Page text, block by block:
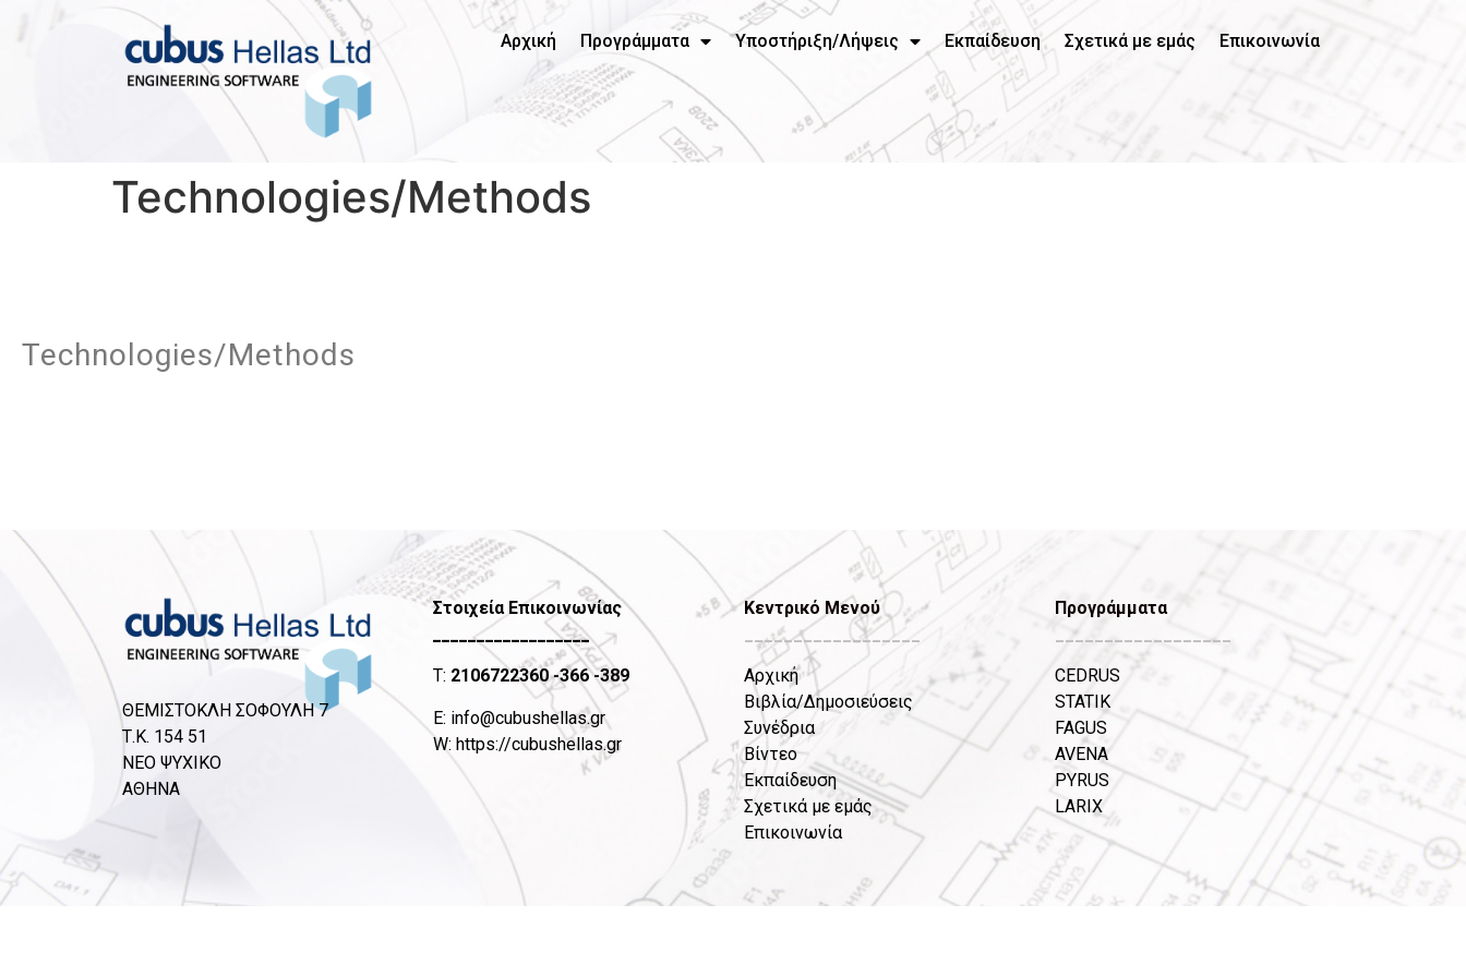
Αρχική Προγράμματα Υποστήριξη/Λήψεις Εκπαίδευση Σχετικά με εμάς Επικοινωνία
Technologies/Methods
Technologies/Methods
ΘΕΜΙΣΤΟΚΛΗ ΣΟΦΟΥΛΗ 7
Τ.Κ. 154 51
ΝΕΟ ΨΥΧΙΚΟ
ΑΘΗΝΑ
Στοιχεία Επικοινωνίας
__________________
T: 2106722360-366 -389
Ε: info@cubushellas.gr
W: https://cubushellas.gr
Κεντρικό Μενού
__________________
Αρχική
Βιβλία/Δημοσιεύσεις
Συνέδρια
Βίντεο
Εκπαίδευση
Σχετικά με εμάς
Επικοινωνία
Προγράμματα
__________________
CEDRUS
STATIK
FAGUS
AVENA
PYRUS
LARIX